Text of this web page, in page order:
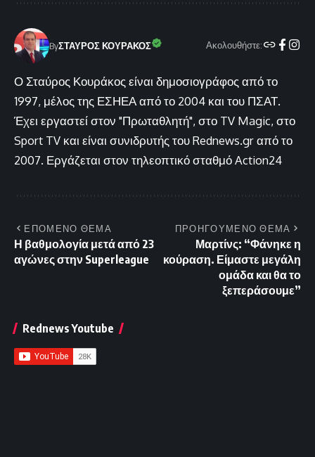
ByΣΤΑΥΡΟΣ ΚΟΥΡΑΚΟΣ Ακολουθήστε:
Ο Σταύρος Κουράκος είναι δημοσιογράφος από το
1997, μέλος της ΕΣΗΕΑ από το 2004 και του ΠΣΑΤ.
Έχει εργαστεί στον "Πρωταθλητή", στο TV Magic, στο
Sport TV και είναι συνιδρυτής του Rednews.gr από το
2007. Εργάζεται στον τηλεοπτικό σταθμό Action24
ΕΠΟΜΕΝΟ ΘΕΜΑ
Η βαθμολογία μετά από 23
αγώνες στην Superleague
ΠΡΟΗΓΟΥΜΕΝΟ ΘΕΜΑ
Μαρτίνς: “Φάνηκε η
κούραση. Είμαστε μεγάλη
ομάδα και θα το
ξεπεράσουμε”
Rednews Youtube